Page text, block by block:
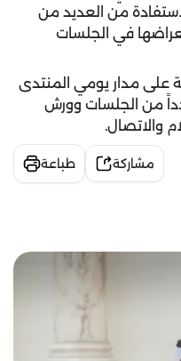
من العديد من
في الجلسات
على مدار يومي المنتدى
من الجلسات وورش
والاتصال.
مشاركة طباعة